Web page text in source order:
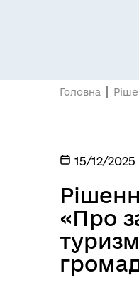
Головна
15/12/2025
«Про